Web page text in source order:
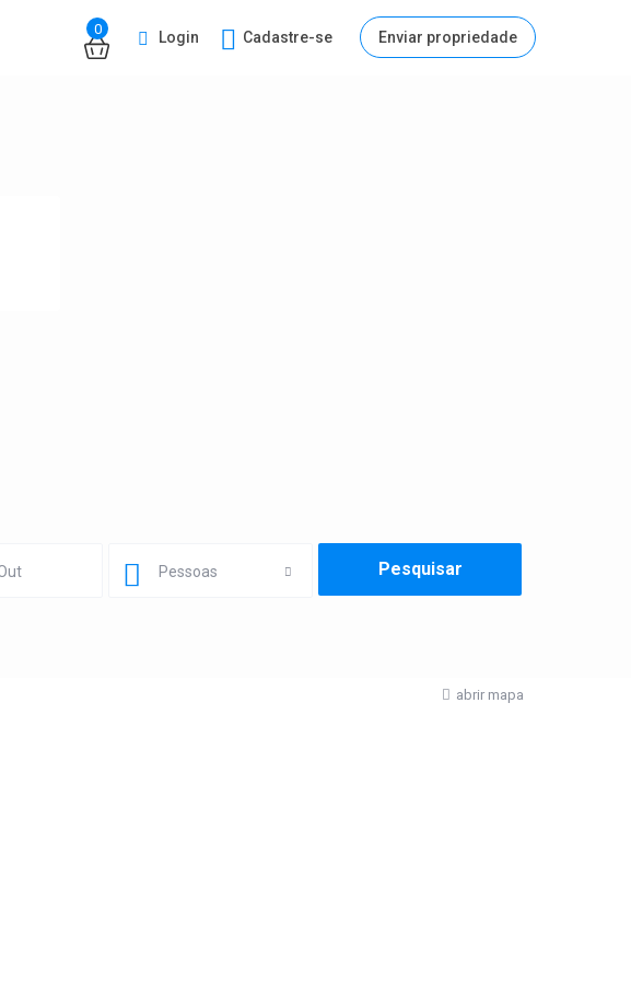
0 Login Cadastre-se Enviar propriedade
abrir mapa
Pessoas